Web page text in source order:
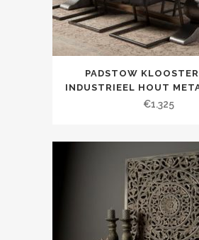
PADSTOW
INDUSTRIEEL HOUT
€1.325